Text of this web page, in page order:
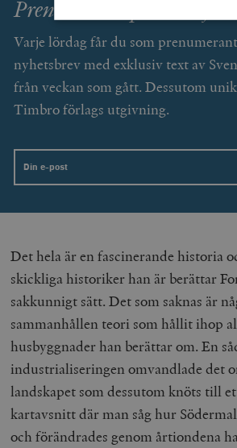
Prenumerera på Smedjan!
Varje lördag får du som
nyhetsbrev med exklusiv text av
från veckan som gått. Dessutom
Timbro förlags utgivning.
Email
Det hela är en fascinerande historia
skickliga historiker han är berättar
sakkunnigt sätt. Det som saknas är
sammanhållen teori som hållit ihop
husbyggnader han berättar om. En
industrialiseringen omvandlade det
landskapet som dessutom knöts till
kartavsnitt där man såg hur
och förändrades genom årtiondena
Strikt nödvändigt
Strikt nödvändiga kakor tillåter
kärnwebbplatsfunktioner som
_hjFirstSeen
woocommerce_items_in_cart